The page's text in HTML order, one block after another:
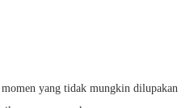
yang tidak mungkin dilupakan